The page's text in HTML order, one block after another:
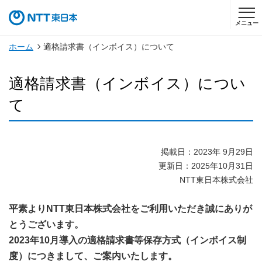
メニュー
ホーム 適格請求書（インボイス）について
適格請求書（インボイス）につい
て
掲載日：2023年 9月29日
更新日：2025年10月31日
NTT東日本株式会社
平素よりNTT東日本株式会社をご利用いただき誠にありが
とうございます。
2023年10月導入の適格請求書等保存方式（インボイス制
度）につきまして、ご案内いたします。